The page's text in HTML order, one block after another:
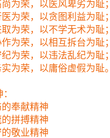
荣，以医风卑劣为耻；
荣，以贪图利益为耻；
荣，以不学无术为耻；
荣，以相互拆台为耻；
荣，以违法乱纪为耻；
荣，以庸俗虚假为耻。
奉献精神
拼搏精神
敬业精神